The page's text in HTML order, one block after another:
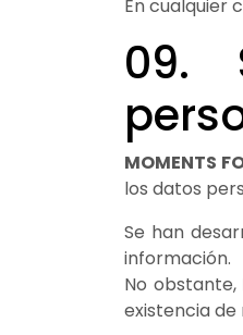
En cualquier
09.
MOMENTS
los datos
Se han
información.
No obstante,
existencia de